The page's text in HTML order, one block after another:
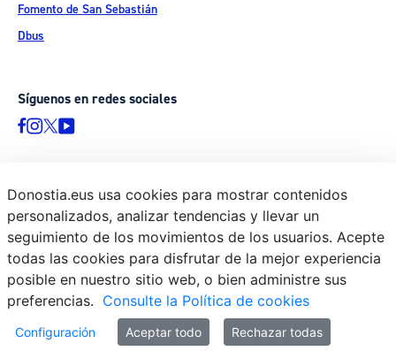
Fomento de San Sebastián
Dbus
Síguenos en redes sociales
© Donostiako Udala - Ayuntamiento de Donostia / San Sebastián
Ijentea 1, 20003 Donostia / San Sebastián
Aviso legal
Política de privacidad
Política de cookies
Declaración de accesibilidad
Donostia.eus usa cookies para mostrar contenidos
personalizados, analizar tendencias y llevar un
seguimiento de los movimientos de los usuarios. Acepte
todas las cookies para disfrutar de la mejor experiencia
posible en nuestro sitio web, o bien administre sus
preferencias. Consulte la Política de cookies
Configuración Aceptar todo Rechazar todas